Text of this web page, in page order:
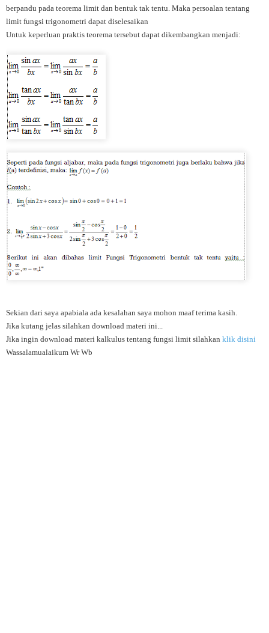
berpandu pada teorema limit dan bentuk tak tentu. Maka persoalan tentang
limit fungsi trigonometri dapat diselesaikan
Untuk keperluan praktis teorema tersebut dapat dikembangkan menjadi:
Sekian dari saya apabiala ada kesalahan saya mohon maaf terima kasih.
Jika kutang jelas silahkan download materi ini...
Jika ingin download materi kalkulus tentang fungsi limit silahkan klik disini
Wassalamualaikum Wr Wb